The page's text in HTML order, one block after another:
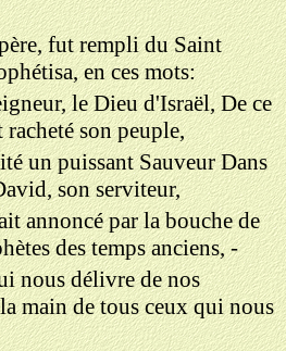
fut rempli du Saint
en ces mots:
le Dieu d'Israël, De ce
son peuple,
un puissant Sauveur Dans
son serviteur,
annoncé par la bouche de
des temps anciens, -
nous délivre de nos
main de tous ceux qui nous